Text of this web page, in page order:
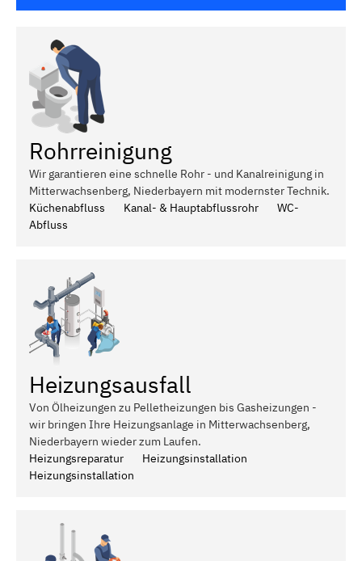
Rohrreinigung
Wir garantieren eine schnelle Rohr - und Kanalreinigung in
Mitterwachsenberg, Niederbayern mit modernster Technik.
Küchenabfluss
Kanal- & Hauptabflussrohr
WC-
Abfluss
Heizungsausfall
Von Ölheizungen zu Pelletheizungen bis Gasheizungen -
wir bringen Ihre Heizungsanlage in Mitterwachsenberg,
Niederbayern wieder zum Laufen.
Heizungsreparatur
Heizungsinstallation
Heizungsinstallation